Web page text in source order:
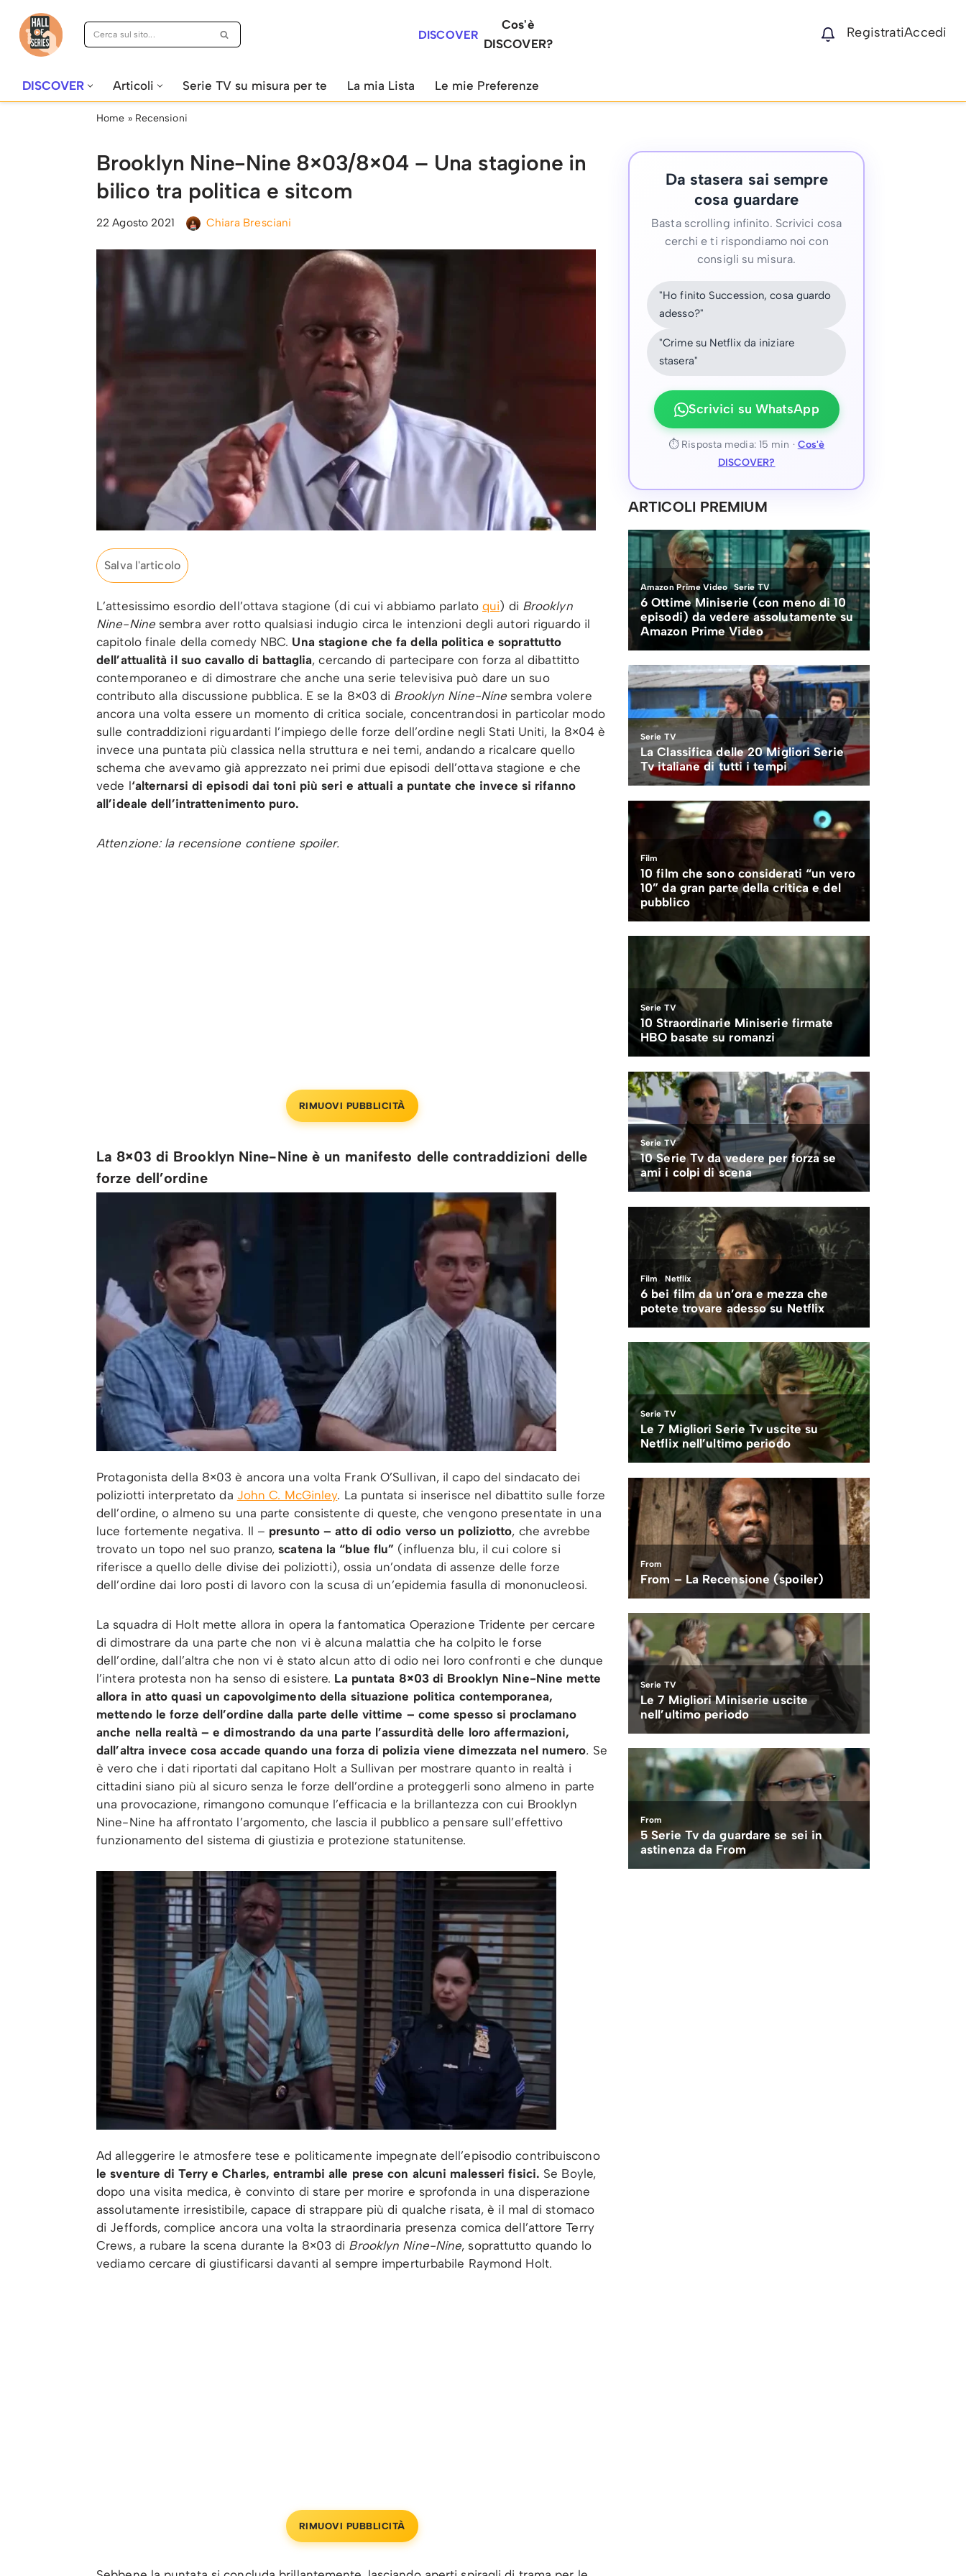
Vai
DISCOVER
Cos'è
DISCOVER?
RegistratiAccedi
DISCOVER Articoli Serie TV su misura per te La mia Lista Le mie Preferenze
Home » Recensioni
Brooklyn Nine-Nine 8×03/8×04 – Una stagione in
bilico tra politica e sitcom
22 Agosto 2021 Chiara Bresciani
Salva l'articolo
L’attesissimo esordio dell’ottava stagione (di cui vi abbiamo parlatoqui) di Brooklyn
Nine-Nine sembra aver rotto qualsiasi indugio circa le intenzioni degli autori riguardo il
capitolo finale della comedy NBC. Una stagione che fa della politica e soprattutto
dell’attualità il suo cavallo di battaglia, cercando di partecipare con forza al dibattitto
contemporaneo e di dimostrare che anche una serie televisiva può dare un suo
contributo alla discussione pubblica. E se la 8×03 di Brooklyn Nine-Nine sembra volere
ancora una volta essere un momento di critica sociale, concentrandosi in particolar modo
sulle contraddizioni riguardanti l’impiego delle forze dell’ordine negli Stati Uniti, la 8×04 è
invece una puntata più classica nella struttura e nei temi, andando a ricalcare quello
schema che avevamo già apprezzato nei primi due episodi dell’ottava stagione e che
vede l‘alternarsi di episodi dai toni più seri e attuali a puntate che invece si rifanno
all’ideale dell’intrattenimento puro.
Attenzione: la recensione contiene spoiler.
RIMUOVI PUBBLICITÀ
La 8×03 di Brooklyn Nine-Nine è un manifesto delle contraddizioni delle
forze dell’ordine
Protagonista della 8×03 è ancora una volta Frank O’Sullivan, il capo del sindacato dei
poliziotti interpretato da John C. McGinley. La puntata si inserisce nel dibattito sulle forze
dell’ordine, o almeno su una parte consistente di queste, che vengono presentate in una
luce fortemente negativa. Il – presunto – atto di odio verso un poliziotto, che avrebbe
trovato un topo nel suo pranzo, scatena la “blue flu” (influenza blu, il cui colore si
riferisce a quello delle divise dei poliziotti), ossia un’ondata di assenze delle forze
dell’ordine dai loro posti di lavoro con la scusa di un’epidemia fasulla di mononucleosi.
La squadra di Holt mette allora in opera la fantomatica Operazione Tridente per cercare
di dimostrare da una parte che non vi è alcuna malattia che ha colpito le forse
dell’ordine, dall’altra che non vi è stato alcun atto di odio nei loro confronti e che dunque
l’intera protesta non ha senso di esistere. La puntata 8×03 di Brooklyn Nine-Nine mette
allora in atto quasi un capovolgimento della situazione politica contemporanea,
mettendo le forze dell’ordine dalla parte delle vittime – come spesso si proclamano
anche nella realtà – e dimostrando da una parte l’assurdità delle loro affermazioni,
dall’altra invece cosa accade quando una forza di polizia viene dimezzata nel numero. Se
è vero che i dati riportati dal capitano Holt a Sullivan per mostrare quanto in realtà i
cittadini siano più al sicuro senza le forze dell’ordine a proteggerli sono almeno in parte
una provocazione, rimangono comunque l’efficacia e la brillantezza con cui Brooklyn
Nine-Nine ha affrontato l’argomento, che lascia il pubblico a pensare sull’effettivo
funzionamento del sistema di giustizia e protezione statunitense.
Ad alleggerire le atmosfere tese e politicamente impegnate dell’episodio contribuiscono
le sventure di Terry e Charles, entrambi alle prese con alcuni malesseri fisici. Se Boyle,
dopo una visita medica, è convinto di stare per morire e sprofonda in una disperazione
assolutamente irresistibile, capace di strappare più di qualche risata, è il mal di stomaco
di Jeffords, complice ancora una volta la straordinaria presenza comica dell’attore Terry
Crews, a rubare la scena durante la 8×03 di Brooklyn Nine-Nine, soprattutto quando lo
vediamo cercare di giustificarsi davanti al sempre imperturbabile Raymond Holt.
RIMUOVI PUBBLICITÀ
Da stasera sai sempre
cosa guardare
Basta scrolling infinito. Scrivici cosa
cerchi e ti rispondiamo noi con
consigli su misura.
"Ho finito Succession, cosa guardo
adesso?"
"Crime su Netflix da iniziare
stasera"
Scrivici su WhatsApp
⏱ Risposta media: 15 min · Cos'è
DISCOVER?
ARTICOLI PREMIUM